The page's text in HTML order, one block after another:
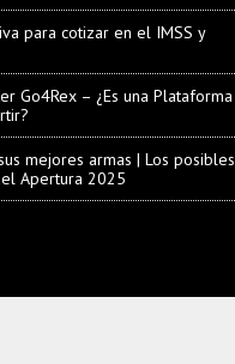
para cotizar en el IMSS y
Go4Rex – ¿Es una Plataforma
mejores armas | Los posibles
Apertura 2025